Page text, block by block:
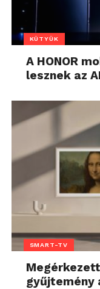
KÜTYÜK
A HONOR
lesznek az
SMART-TV
gyűjtemény